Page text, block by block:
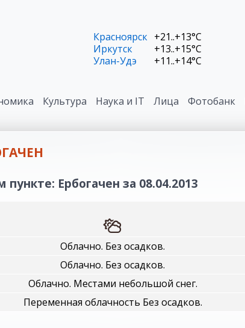
Красноярск +21..+13°C
Иркутск
+13..+15°C
Улан-Удэ
+11..+14°C
Культура Наука и IT Лица Фотобанк
Ербогачен за 08.04.2013
Облачно. Без осадков.
Облачно. Без осадков.
Облачно. Местами небольшой снег.
Переменная облачность Без осадков.